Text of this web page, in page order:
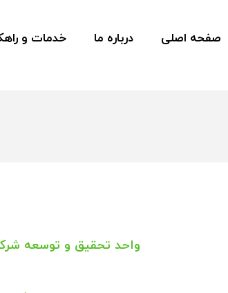
صفحه اصلی درباره ما خدمات و
واحد تحقیق و توسعه